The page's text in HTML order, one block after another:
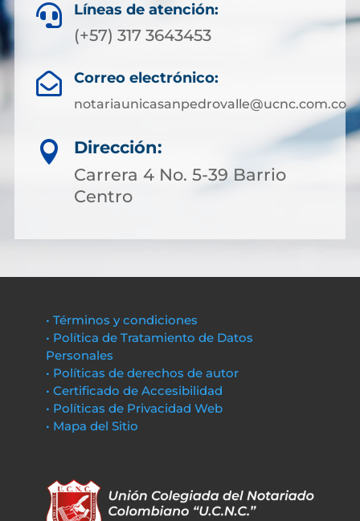
 Líneas de atención:
(+57) 317 3643453
 Correo electrónico:
notariaunicasanpedrovalle@ucnc.com.co

Dirección:
Carrera 4 No. 5-39 Barrio
Centro
• Términos y condiciones
• Política de Tratamiento de Datos
Personales
• Políticas de derechos de autor
• Certificado de Accesibilidad
• Políticas de Privacidad Web
• Mapa del Sitio